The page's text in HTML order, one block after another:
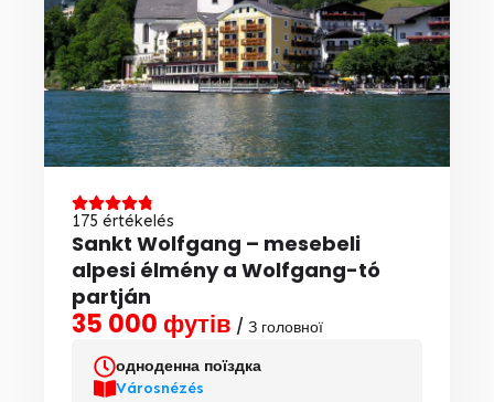
175 értékelés
Sankt Wolfgang – mesebeli
alpesi élmény a Wolfgang-tó
partján
35 000 футів / З головної
одноденна поїздка
Városnézés